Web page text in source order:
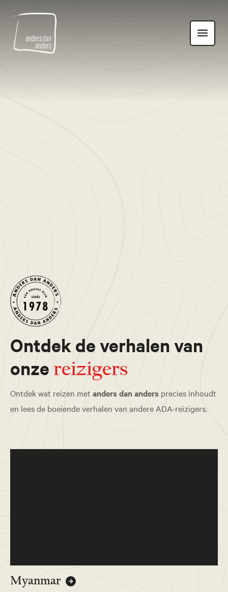
Anders
dan
Anders
Toon
navigatie
Ontdek de verhalen van
onzereizigers
Ontdek wat reizen met anders dan anders precies inhoudt
en lees de boeiende verhalen van andere ADA-reizigers.
Myanmar